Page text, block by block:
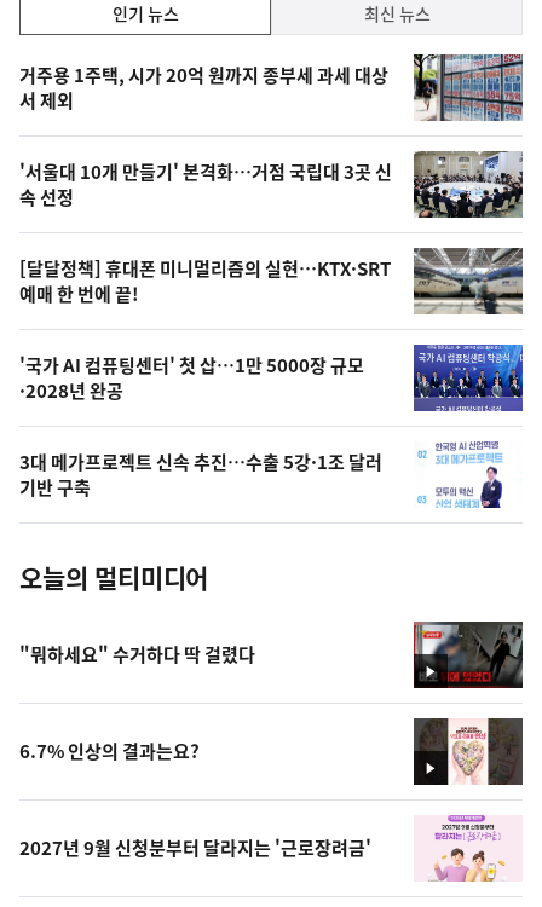
기,
최
신,
오
늘
의
영
상
오
늘
의
사
진
인기 뉴스 최신 뉴스
기
뉴
스
거주용 1주택, 시가 20억 원까지 종부세 과세 대상
서 제외
'서울대 10개 만들기' 본격화…거점 국립대 3곳 신
속 선정
[달달정책] 휴대폰 미니멀리즘의 실현…KTX·SRT
예매 한 번에 끝!
'국가 AI 컴퓨팅센터' 첫 삽…1만 5000장 규모
·2028년 완공
3대 메가프로젝트 신속 추진…수출 5강·1조 달러
기반 구축
오늘의 멀티미디어
영
상
"뭐하세요" 수거하다 딱 걸렸다
영
상
6.7% 인상의 결과는요?
2027년 9월 신청분부터 달라지는 '근로장려금'